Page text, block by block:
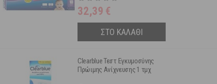
32,39 €
ΣΤΟ ΚΑΛΑΘΙ
Clearblue Τεστ Εγκυμοσύνης
Πρώιμης Ανίχνευσης 1 τμχ